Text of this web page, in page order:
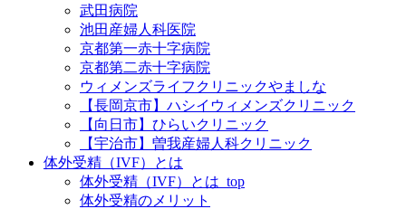
武田病院
池田産婦人科医院
京都第一赤十字病院
京都第二赤十字病院
ウィメンズライフクリニックやましな
【長岡京市】ハシイウィメンズクリニック
【向日市】ひらいクリニック
【宇治市】曽我産婦人科クリニック
体外受精（IVF）とは
体外受精（IVF）とは_top
体外受精のメリット